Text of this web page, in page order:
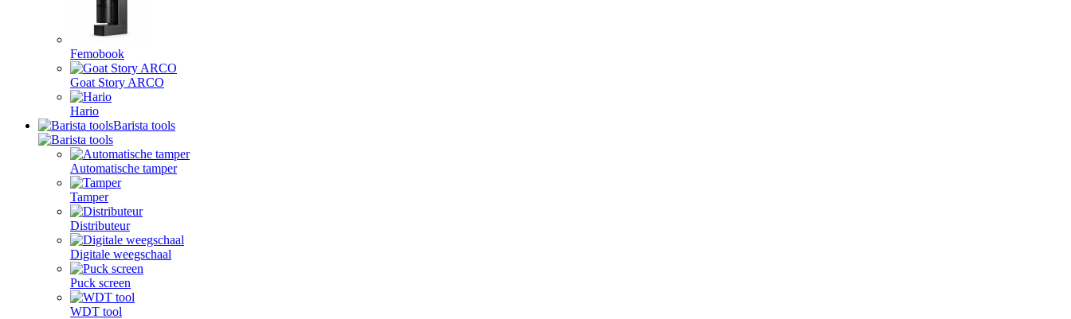
Femobook
Goat Story ARCO
Hario
Barista tools
Automatische tamper
Tamper
Distributeur
Digitale weegschaal
Puck screen
WDT tool